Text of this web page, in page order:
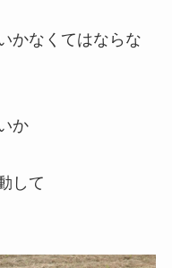
かなくてはならな
か
して